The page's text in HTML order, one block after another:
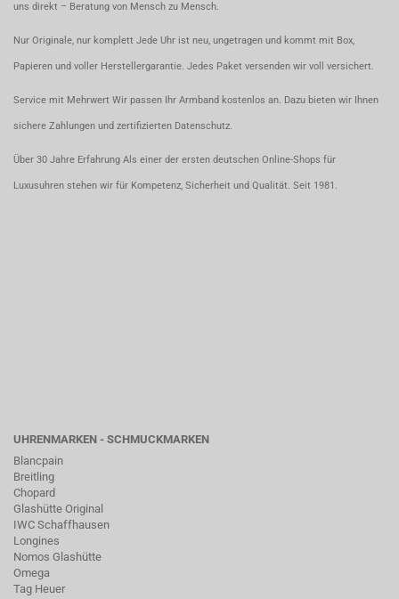
uns direkt – Beratung von Mensch zu Mensch.
Nur Originale, nur komplett Jede Uhr ist neu, ungetragen und kommt mit Box,
Papieren und voller Herstellergarantie. Jedes Paket versenden wir voll versichert.
Service mit Mehrwert Wir passen Ihr Armband kostenlos an. Dazu bieten wir Ihnen
sichere Zahlungen und zertifizierten Datenschutz.
Über 30 Jahre Erfahrung Als einer der ersten deutschen Online-Shops für
Luxusuhren stehen wir für Kompetenz, Sicherheit und Qualität. Seit 1981.
UHRENMARKEN - SCHMUCKMARKEN
Blancpain
Breitling
Chopard
Glashütte Original
IWC Schaffhausen
Longines
Nomos Glashütte
Omega
Tag Heuer